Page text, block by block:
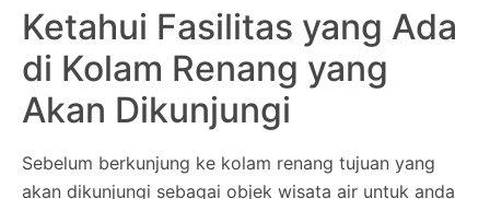
Ketahui Fasilitas yang Ada
di Kolam Renang yang
Akan Dikunjungi
Sebelum berkunjung ke kolam renang tujuan yang
akan dikunjungi sebagai objek wisata air untuk anda